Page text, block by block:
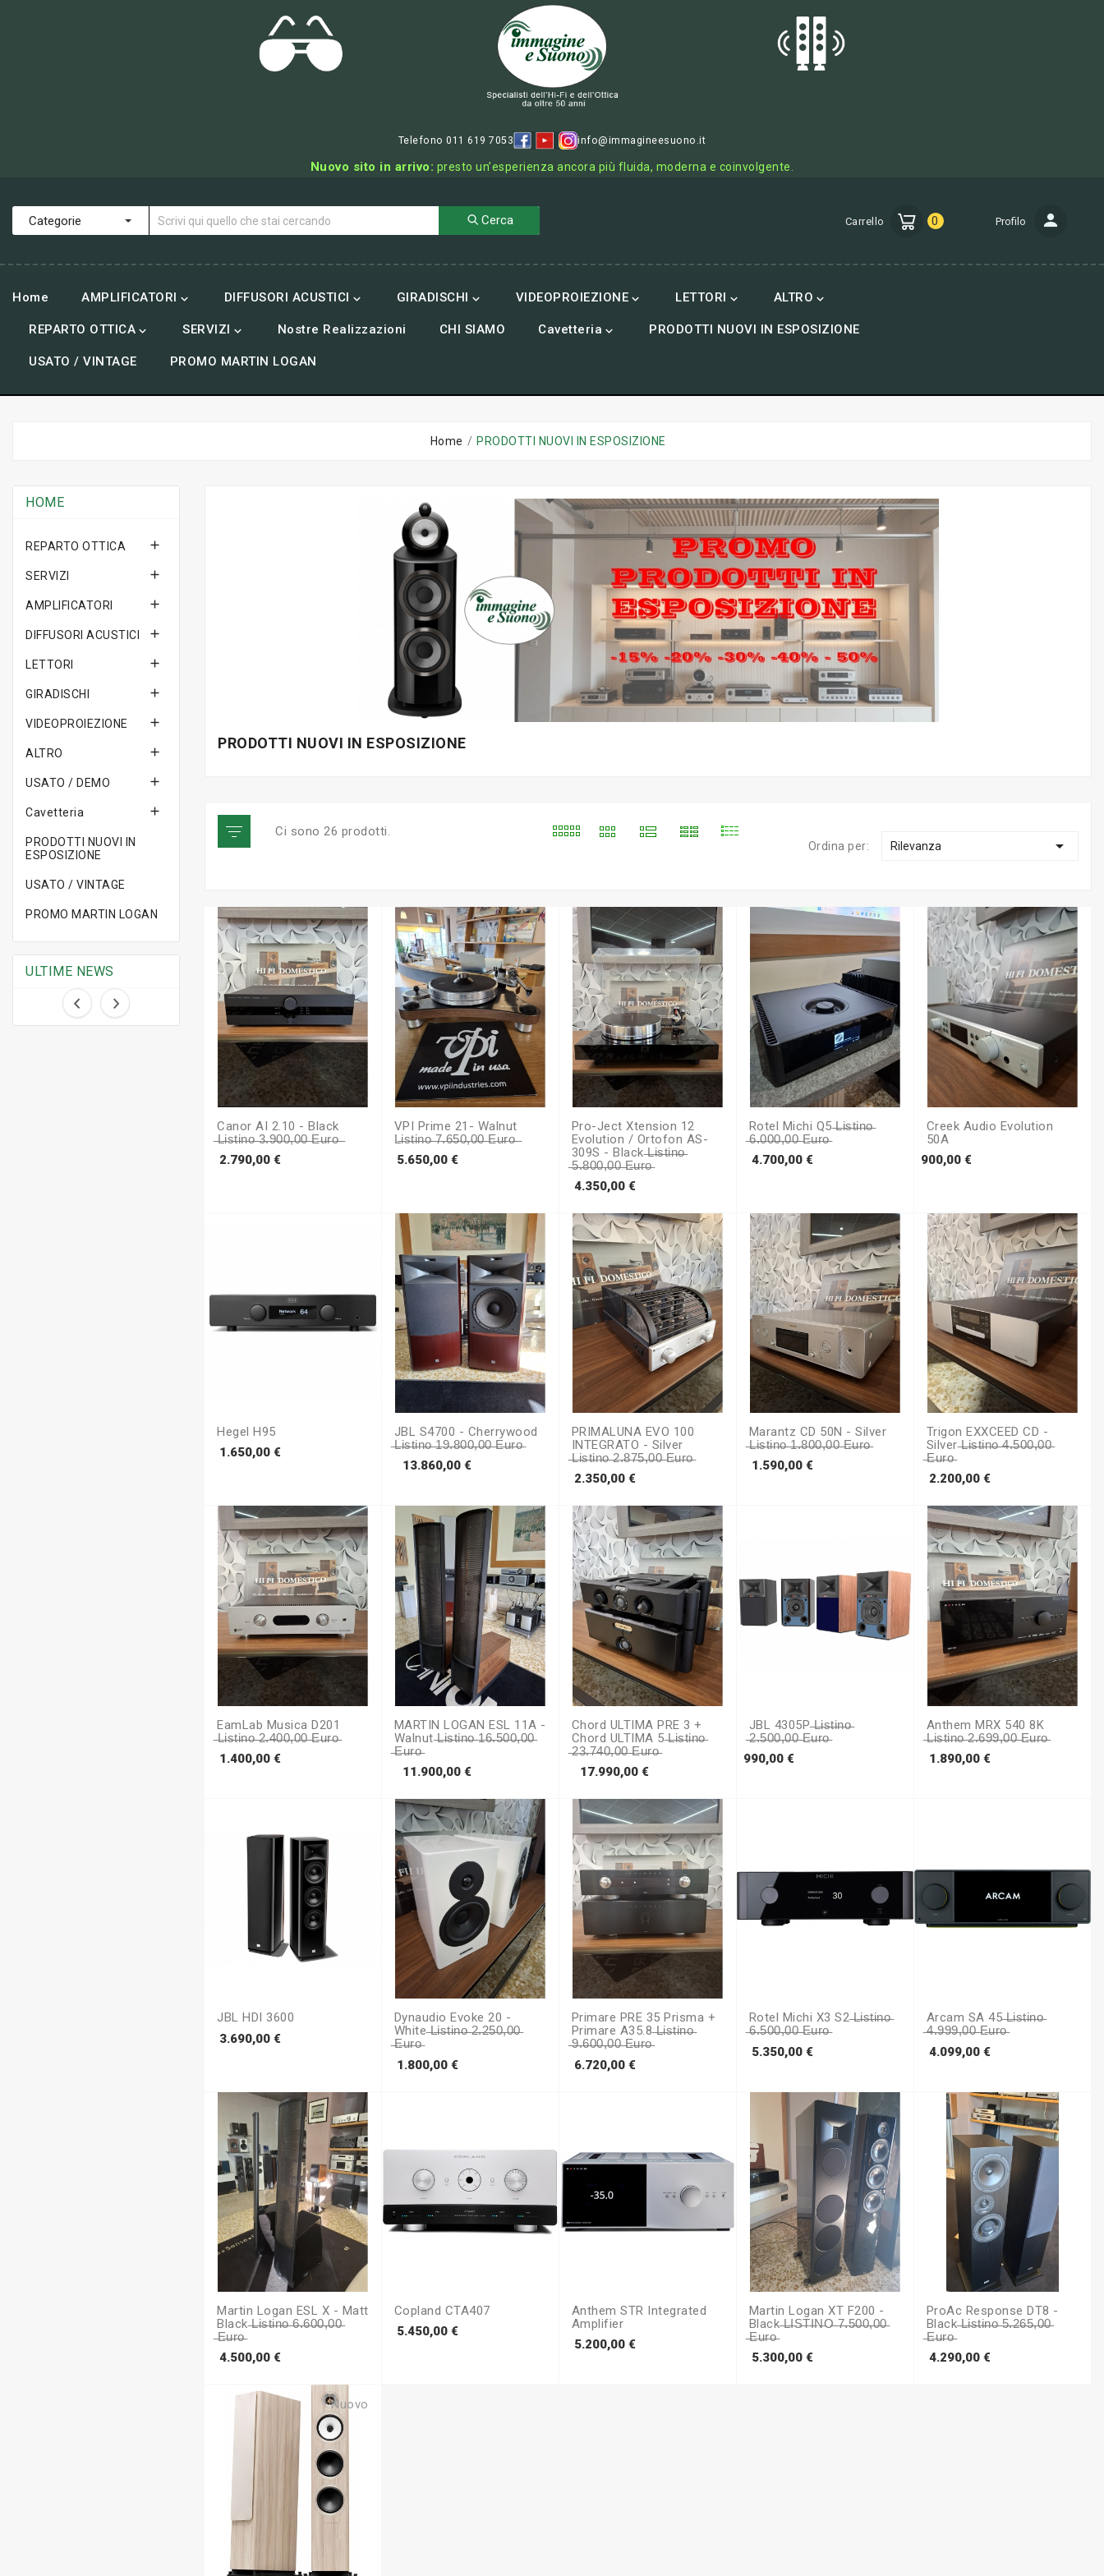
Telefono 011 619 7053 info@immagineesuono.it
Nuovo sito in arrivo: presto un’esperienza ancora più fluida, moderna e coinvolgente.
Cerca Carrello 0 Profilo
Home AMPLIFICATORI  DIFFUSORI ACUSTICI  GIRADISCHI  VIDEOPROIEZIONE  LETTORI  ALTRO 
REPARTO OTTICA  SERVIZI  Nostre Realizzazioni CHI SIAMO Cavetteria  PRODOTTI NUOVI IN ESPOSIZIONE
USATO / VINTAGE PROMO MARTIN LOGAN
Home PRODOTTI NUOVI IN ESPOSIZIONE
HOME
REPARTO OTTICA 
SERVIZI 
AMPLIFICATORI 
DIFFUSORI ACUSTICI 
LETTORI 
GIRADISCHI 
VIDEOPROIEZIONE 
ALTRO 
USATO / DEMO 
Cavetteria 
PRODOTTI NUOVI IN
ESPOSIZIONE
USATO / VINTAGE
PROMO MARTIN LOGAN
ULTIME NEWS
PRODOTTI NUOVI IN ESPOSIZIONE
Ci sono 26 prodotti.
Ordina per: Rilevanza 
Canor AI 2.10 - Black
̶l̶i̶s̶t̶i̶n̶o̶ ̶3̶.̶9̶0̶0̶,̶0̶0̶ ̶e̶u̶r̶o̶ ̶
2.790,00 €
VPI Prime 21- Walnut
L̶i̶s̶t̶i̶n̶o̶ ̶7̶.̶6̶5̶0̶,̶0̶0̶ ̶e̶u̶r̶o̶ ̶
5.650,00 €
Pro-Ject Xtension 12
Evolution / Ortofon AS-
309S - Black ̶l̶i̶s̶t̶i̶n̶o̶
̶5̶.̶8̶0̶0̶,̶0̶0̶ ̶e̶u̶r̶o̶
4.350,00 €
Rotel Michi Q5 ̶L̶i̶s̶t̶i̶n̶o̶
̶6̶.̶0̶0̶0̶,̶0̶0̶ ̶e̶u̶r̶o̶
4.700,00 €
Creek Audio Evolution
50A
900,00 €
Hegel H95
1.650,00 €
JBL S4700 - Cherrywood
̶L̶i̶s̶t̶i̶n̶o̶ ̶1̶9̶.̶8̶0̶0̶,̶0̶0̶ ̶e̶u̶r̶o̶
13.860,00 €
PRIMALUNA EVO 100
INTEGRATO - Silver
̶L̶i̶s̶t̶i̶n̶o̶ ̶2̶.̶8̶7̶5̶,̶0̶0̶ ̶e̶u̶r̶o̶
2.350,00 €
Marantz CD 50N - Silver
̶L̶i̶s̶t̶i̶n̶o̶ ̶1̶.̶8̶0̶0̶,̶0̶0̶ ̶e̶u̶r̶o̶
1.590,00 €
Trigon EXXCEED CD -
Silver ̶L̶i̶s̶t̶i̶n̶o̶ ̶4̶.̶5̶0̶0̶,̶0̶0̶
̶e̶u̶r̶o̶
2.200,00 €
EamLab Musica D201
̶L̶i̶s̶t̶i̶n̶o̶ ̶2̶.̶4̶0̶0̶,̶0̶0̶ ̶e̶u̶r̶o̶
1.400,00 €
MARTIN LOGAN ESL 11A -
Walnut ̶L̶i̶s̶t̶i̶n̶o̶ ̶1̶6̶.̶5̶0̶0̶,̶0̶0̶
̶e̶u̶r̶o̶
11.900,00 €
Chord ULTIMA PRE 3 +
Chord ULTIMA 5 ̶L̶i̶s̶t̶i̶n̶o̶
̶2̶3̶.̶7̶4̶0̶,̶0̶0̶ ̶e̶u̶r̶o̶
17.990,00 €
JBL 4305P ̶L̶i̶s̶t̶i̶n̶o̶
̶2̶.̶5̶0̶0̶,̶0̶0̶ ̶e̶u̶r̶o̶
990,00 €
Anthem MRX 540 8K
̶L̶i̶s̶t̶i̶n̶o̶ ̶2̶.̶6̶9̶9̶,̶0̶0̶ ̶e̶u̶r̶o̶
1.890,00 €
JBL HDI 3600
3.690,00 €
Dynaudio Evoke 20 -
White ̶L̶i̶s̶t̶i̶n̶o̶ ̶2̶.̶2̶5̶0̶,̶0̶0̶
̶e̶u̶r̶o̶
1.800,00 €
Primare PRE 35 Prisma +
Primare A35.8 ̶L̶i̶s̶t̶i̶n̶o̶
̶9̶.̶6̶0̶0̶,̶0̶0̶ ̶e̶u̶r̶o̶
6.720,00 €
Rotel Michi X3 S2 ̶L̶i̶s̶t̶i̶n̶o̶
̶6̶.̶5̶0̶0̶,̶0̶0̶ ̶e̶u̶r̶o̶
5.350,00 €
Arcam SA 45 ̶L̶i̶s̶t̶i̶n̶o̶
̶4̶.̶9̶9̶9̶,̶0̶0̶ ̶e̶u̶r̶o̶
4.099,00 €
Martin Logan ESL X - Matt
Black ̶L̶i̶s̶t̶i̶n̶o̶ ̶6̶.̶6̶0̶0̶,̶0̶0̶
̶e̶u̶r̶o̶
4.500,00 €
Copland CTA407
5.450,00 €
Anthem STR Integrated
Amplifier
5.200,00 €
Martin Logan XT F200 -
Black ̶L̶I̶S̶T̶I̶N̶O̶ ̶7̶.̶5̶0̶0̶,̶0̶0̶
̶e̶u̶r̶o̶
5.300,00 €
ProAc Response DT8 -
Black ̶L̶i̶s̶t̶i̶n̶o̶ ̶5̶.̶2̶6̶5̶,̶0̶0̶
̶e̶u̶r̶o̶
4.290,00 €
Nuovo